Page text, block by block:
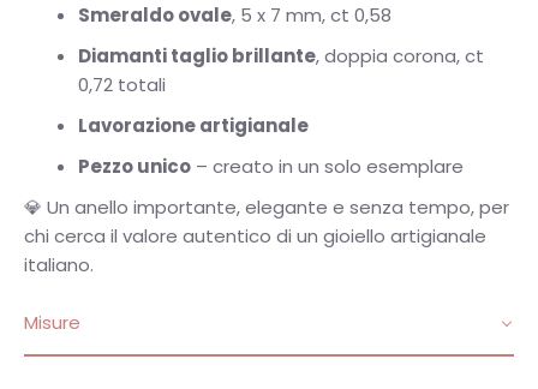
Smeraldo ovale, 5 x 7 mm, ct 0,58
Diamanti taglio brillante, doppia corona, ct
0,72 totali
Lavorazione artigianale
Pezzo unico – creato in un solo esemplare
💎 Un anello importante, elegante e senza tempo, per
chi cerca il valore autentico di un gioiello artigianale
italiano.
Misure